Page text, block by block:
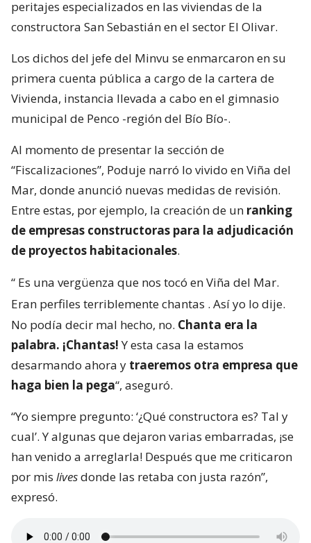
peritajes especializados en las viviendas de la
constructora San Sebastián en el sector El Olivar.
Los dichos del jefe del Minvu se enmarcaron en su
primera cuenta pública a cargo de la cartera de
Vivienda, instancia llevada a cabo en el gimnasio
municipal de Penco -región del Bío Bío-.
Al momento de presentar la sección de
“Fiscalizaciones”, Poduje narró lo vivido en Viña del
Mar, donde anunció nuevas medidas de revisión.
Entre estas, por ejemplo, la creación de un ranking
de empresas constructoras para la adjudicación
de proyectos habitacionales.
“ Es una vergüenza que nos tocó en Viña del Mar.
Eran perfiles terriblemente chantas . Así yo lo dije.
No podía decir mal hecho, no. Chanta era la
palabra. ¡Chantas!Y esta casa la estamos
desarmando ahora y traeremos otra empresa que
haga bien la pega“, aseguró.
“Yo siempre pregunto: ‘¿Qué constructora es? Tal y
cual’. Y algunas que dejaron varias embarradas, ¡se
han venido a arreglarla! Después que me criticaron
por mis livesdonde las retaba con justa razón”,
expresó.